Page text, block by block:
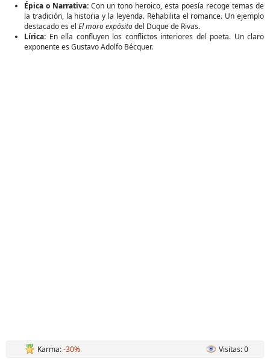
Épica o Narrativa: Con un tono heroico, esta poesía recoge temas de
la tradición, la historia y la leyenda. Rehabilita el romance. Un ejemplo
destacado es el El moro expósitodel Duque de Rivas.
Lírica: En ella confluyen los conflictos interiores del poeta. Un claro
exponente es Gustavo Adolfo Bécquer.
Karma:-30% Visitas: 0